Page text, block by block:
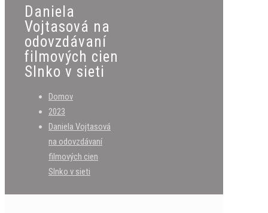
Daniela
Vojtasová na
odovzdávaní
filmových cien
Slnko v sieti
Domov
2023
Daniela Vojtasová
na odovzdávaní
filmových cien
Slnko v sieti